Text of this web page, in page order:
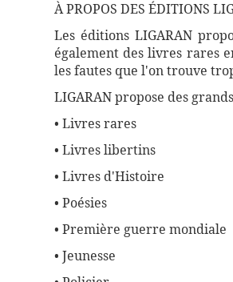
À PROPOS DES ÉDITIONS
Les éditions LIGARAN
également des livres rares
les fautes que l'on trouve
LIGARAN propose des
• Livres rares
• Livres libertins
• Livres d'Histoire
• Poésies
• Première guerre mondiale
• Jeunesse